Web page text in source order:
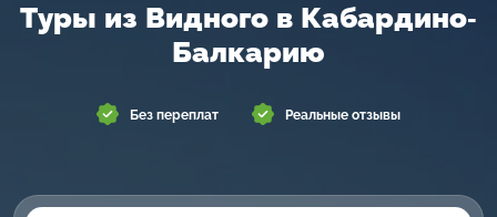
Туры из Видного в Кабардино-
Балкарию
Без переплат Реальные отзывы